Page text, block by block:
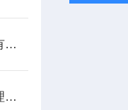
轴位移监控仪表的应用场景有哪些呢
一体式振动传感器的工作原理是什么？